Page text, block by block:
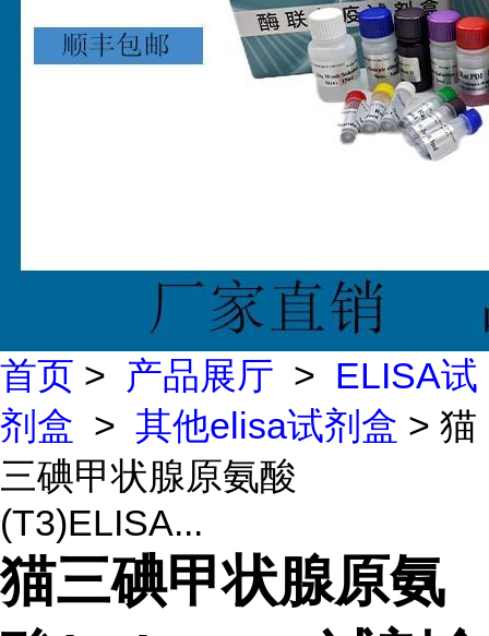
首页 > 产品展厅 > ELISA试
剂盒 > 其他elisa试剂盒 > 猫
三碘甲状腺原氨酸
(T3)ELISA...
猫三碘甲状腺原氨